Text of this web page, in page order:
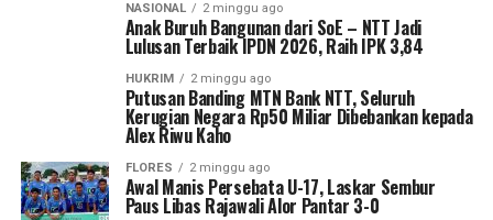
NASIONAL 2 minggu ago
Anak Buruh Bangunan dari SoE – NTT Jadi
Lulusan Terbaik IPDN 2026, Raih IPK 3,84
HUKRIM 2 minggu ago
Putusan Banding MTN Bank NTT, Seluruh
Kerugian Negara Rp50 Miliar Dibebankan kepada
Alex Riwu Kaho
FLORES 2 minggu ago
Awal Manis Persebata U-17, Laskar Sembur
Paus Libas Rajawali Alor Pantar 3-0